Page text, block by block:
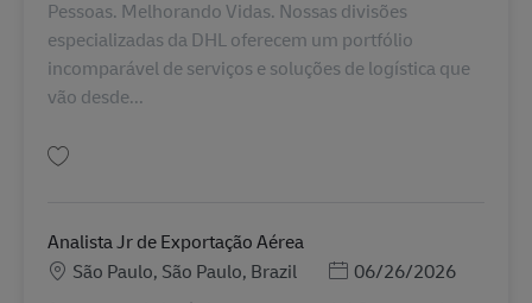
Pessoas. Melhorando Vidas. Nossas divisões
especializadas da DHL oferecem um portfólio
incomparável de serviços e soluções de logística que
vão desde...
Analista Jr de Exportação Aérea
LokasiSão Paulo, São Paulo, Brazil Posted Date
06/26/2026